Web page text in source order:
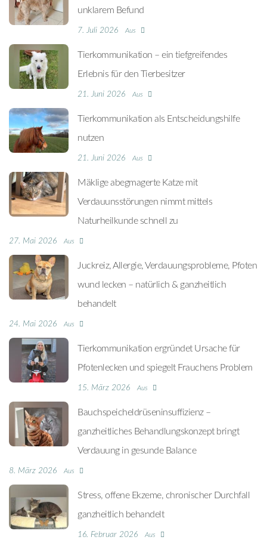
unklarem Befund
7. Juli 2026 Aus
Tierkommunikation – ein tiefgreifendes
Erlebnis für den Tierbesitzer
21. Juni 2026 Aus
Tierkommunikation als Entscheidungshilfe
nutzen
21. Juni 2026 Aus
Mäklige abegmagerte Katze mit
Verdauunsstörungen nimmt mittels
Naturheilkunde schnell zu
27. Mai 2026 Aus
Juckreiz, Allergie, Verdauungsprobleme, Pfoten
wund lecken – natürlich & ganzheitlich
behandelt
24. Mai 2026 Aus
Tierkommunikation ergründet Ursache für
Pfotenlecken und spiegelt Frauchens Problem
15. März 2026 Aus
Bauchspeicheldrüseninsuffizienz –
ganzheitliches Behandlungskonzept bringt
Verdauung in gesunde Balance
8. März 2026 Aus
Stress, offene Ekzeme, chronischer Durchfall
ganzheitlich behandelt
16. Februar 2026 Aus